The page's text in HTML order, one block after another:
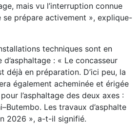
mais vu l’interruption connue
se prépare activement », explique-
techniques sont en
: « Le concasseur
déjà en préparation. D’ici peu, la
également acheminée et érigée
l’asphaltage des deux axes :
Les travaux d’asphalte
2026 », a-t-il signifié.